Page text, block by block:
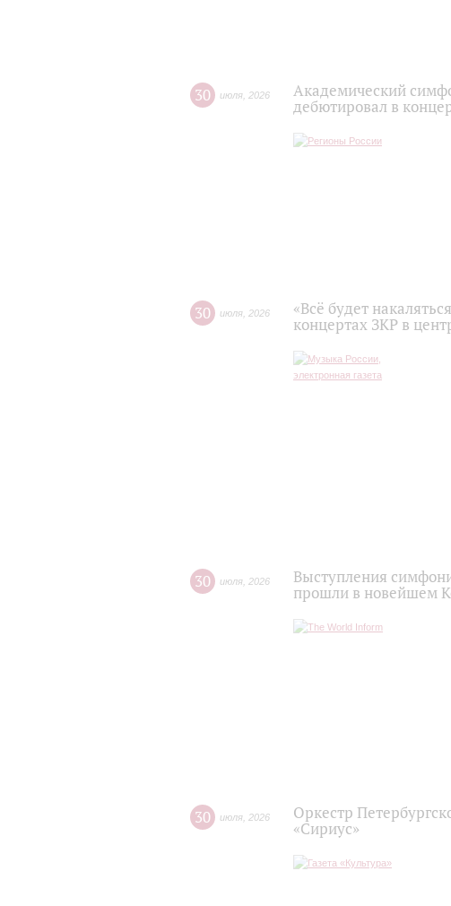
30 июля 2026
Академический
дебютировал в
30 июля 2026
«Всё будет
концертах ЗКР в
30 июля 2026
Выступления
прошли в новейшем
30 июля 2026
Оркестр
«Сириус»